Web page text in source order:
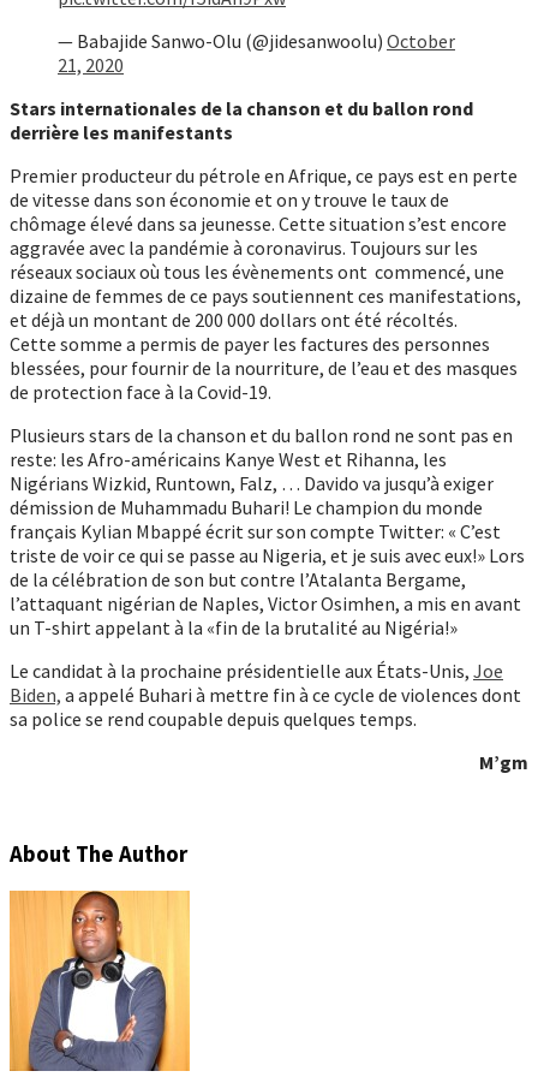
— Babajide Sanwo-Olu (@jidesanwoolu) October
21, 2020
Stars internationales de la chanson et du ballon rond
derrière les manifestants
Premier producteur du pétrole en Afrique, ce pays est en perte
de vitesse dans son économie et on y trouve le taux de
chômage élevé dans sa jeunesse. Cette situation s’est encore
aggravée avec la pandémie à coronavirus. Toujours sur les
réseaux sociaux où tous les évènements ont commencé, une
dizaine de femmes de ce pays soutiennent ces manifestations,
et déjà un montant de 200 000 dollars ont été récoltés.
Cette somme a permis de payer les factures des personnes
blessées, pour fournir de la nourriture, de l’eau et des masques
de protection face à la Covid-19.
Plusieurs stars de la chanson et du ballon rond ne sont pas en
reste: les Afro-américains Kanye West et Rihanna, les
Nigérians Wizkid, Runtown, Falz, … Davido va jusqu’à exiger
démission de Muhammadu Buhari! Le champion du monde
français Kylian Mbappé écrit sur son compte Twitter: « C’est
triste de voir ce qui se passe au Nigeria, et je suis avec eux!» Lors
de la célébration de son but contre l’Atalanta Bergame,
l’attaquant nigérian de Naples, Victor Osimhen, a mis en avant
un T-shirt appelant à la «fin de la brutalité au Nigéria!»
Le candidat à la prochaine présidentielle aux États-Unis, Joe
Biden, a appelé Buhari à mettre fin à ce cycle de violences dont
sa police se rend coupable depuis quelques temps.
M’gm
About The Author